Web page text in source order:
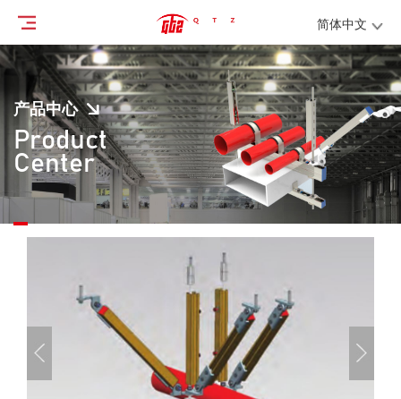
简体中文
产品中心
Product
Center